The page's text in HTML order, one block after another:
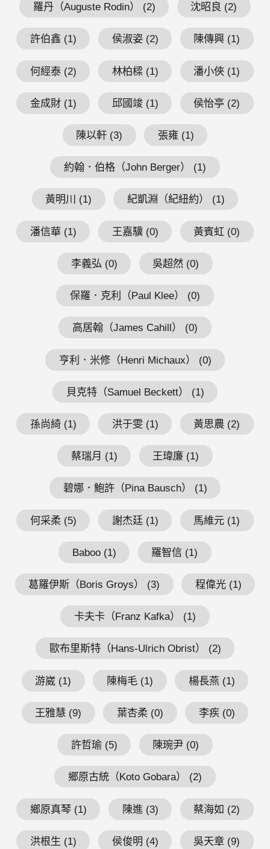
羅丹（Auguste Rodin） (2) 沈昭良 (2)
許伯鑫 (1) 侯淑姿 (2) 陳傳興 (1)
何經泰 (2) 林柏樑 (1) 潘小俠 (1)
金成財 (1) 邱國竣 (1) 侯怡亭 (2)
陳以軒 (3) 張雍 (1)
約翰．伯格（John Berger） (1)
黃明川 (1) 紀凱淵（紀紐約） (1)
潘信華 (1) 王嘉驥 (0) 黃賓虹 (0)
李義弘 (0) 吳超然 (0)
保羅．克利（Paul Klee） (0)
高居翰（James Cahill） (0)
亨利．米修（Henri Michaux） (0)
貝克特（Samuel Beckett） (1)
孫尚綺 (1) 洪于雯 (1) 黃思農 (2)
蔡瑞月 (1) 王瑋廉 (1)
碧娜．鮑許（Pina Bausch） (1)
何采柔 (5) 謝杰廷 (1) 馬維元 (1)
Baboo (1) 羅智信 (1)
葛羅伊斯（Boris Groys） (3) 程偉光 (1)
卡夫卡（Franz Kafka） (1)
歐布里斯特（Hans-Ulrich Obrist） (2)
游崴 (1) 陳梅毛 (1) 楊長燕 (1)
王雅慧 (9) 葉杏柔 (0) 李疾 (0)
許哲瑜 (5) 陳琬尹 (0)
鄉原古統（Koto Gobara） (2)
鄉原真琴 (1) 陳進 (3) 蔡海如 (2)
洪根生 (1) 侯俊明 (4) 吳天章 (9)